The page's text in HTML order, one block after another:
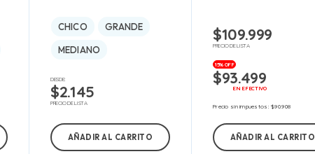
CHICO GRANDE
MEDIANO
DESDE:
$2.145
PRECIO DE LISTA
AÑADIR AL CARRITO
$109.999
PRECIO DE LISTA
15% OFF
$93.499
EN EFECTIVO
Precio sin impuestos:$90.908
AÑADIR AL CARRITO